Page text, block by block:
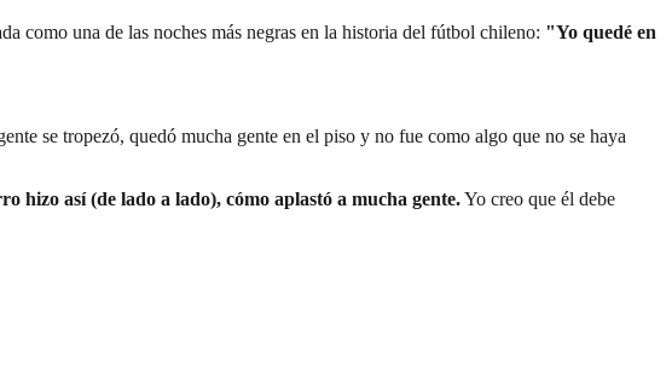
como una de las noches más negras en la historia del fútbol chileno: "Yo quedé en
se tropezó, quedó mucha gente en el piso y no fue como algo que no se haya
hizo así (de lado a lado), cómo aplastó a mucha gente.Yo creo que él debe